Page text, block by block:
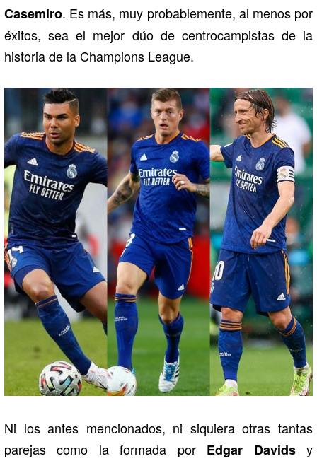
Casemiro. Es más, muy probablemente, al menos por
éxitos, sea el mejor dúo de centrocampistas de la
historia de la Champions League.
Ni los antes mencionados, ni siquiera otras tantas
parejas como la formada por Edgar Davidsy